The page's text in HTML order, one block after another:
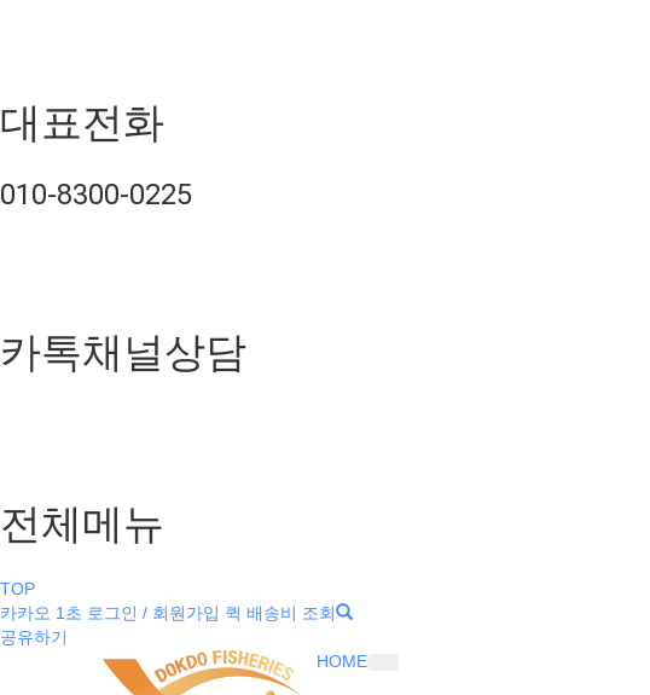
대표전화
010-8300-0225
카톡채널상담
전체메뉴
TOP
카카오 1초 로그인 / 회원가입 퀵 배송비 조회
공유하기
HOME